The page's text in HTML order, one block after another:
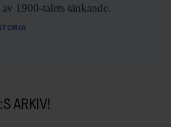
1900-talets tänkande.
ARKIV!